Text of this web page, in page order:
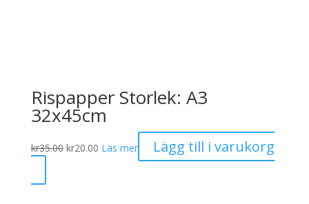
Rispapper Storlek: A3
32x45cm
kr35.00 Det
kr20.00Det
nuvarande
Läs mer Lägg till i varukorg